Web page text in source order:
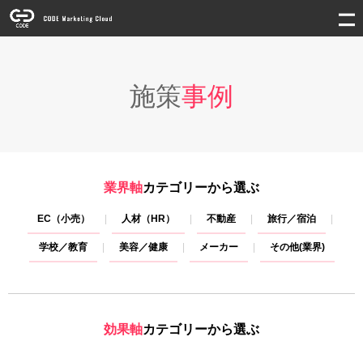
施策事例
業界軸カテゴリーから選ぶ
EC（小売） 人材（HR） 不動産 旅行／宿泊
学校／教育 美容／健康 メーカー その他(業界)
効果軸カテゴリーから選ぶ